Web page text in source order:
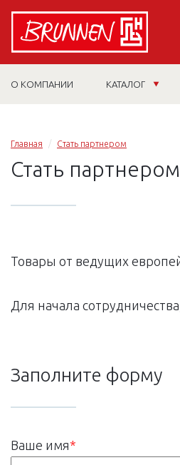
О КОМПАНИИ КАТАЛОГ
Главная Стать партнером
Стать партнером
Товары от ведущих
Для начала
Заполните форму
Ваше имя*